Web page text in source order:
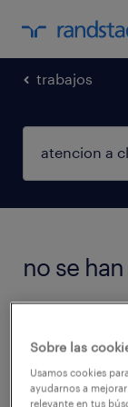
trabajos
no se
You may
get more
Sobre las
Usamos cookies
ayudarnos a
relevante en tus